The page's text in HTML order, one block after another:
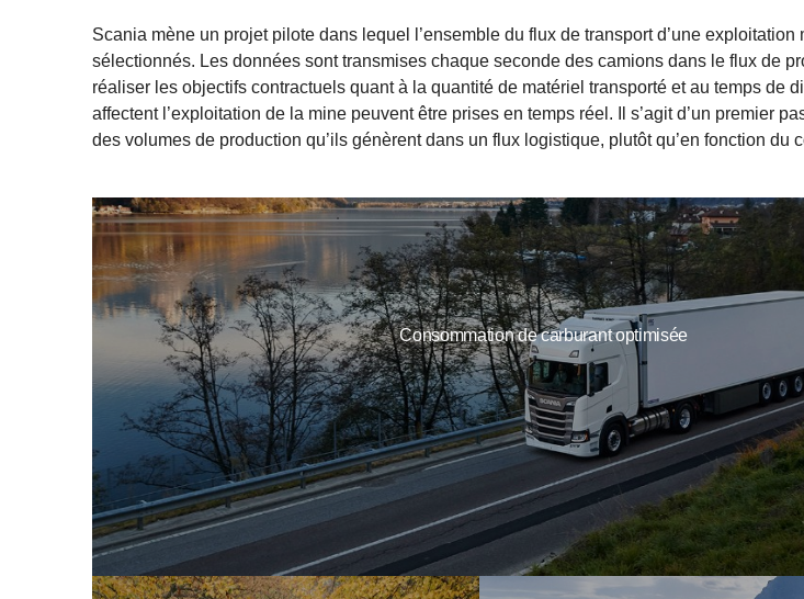
Scania mène un projet pilote dans lequel l’ensemble du flux de transport d’une
sélectionnés. Les données sont transmises chaque seconde des camions dans le flux de
réaliser les objectifs contractuels quant à la quantité de matériel transporté et au temps
affectent l’exploitation de la mine peuvent être prises en temps réel. Il s’agit d’un premier
des volumes de production qu’ils génèrent dans un flux logistique, plutôt qu’en fonction du
Consommation de carburant optimisée